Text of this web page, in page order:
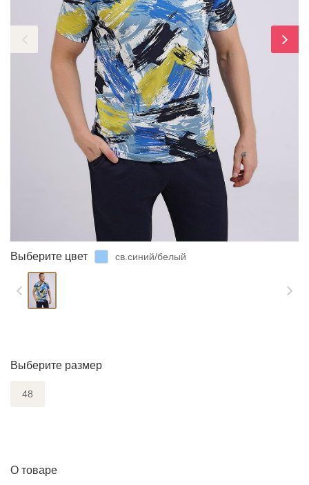
Выберите цвет св.синий/белый
Выберите размер
48
О товаре